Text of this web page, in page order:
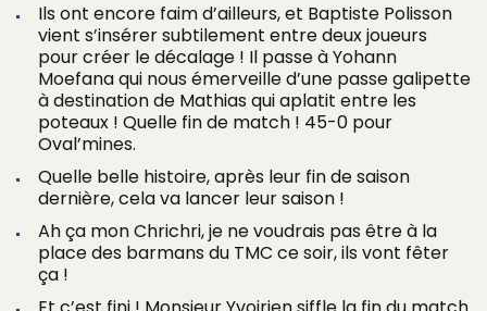
Ils ont encore faim d’ailleurs, et Baptiste Polisson
vient s’insérer subtilement entre deux joueurs
pour créer le décalage ! Il passe à Yohann
Moefana qui nous émerveille d’une passe galipette
à destination de Mathias qui aplatit entre les
poteaux ! Quelle fin de match ! 45-0 pour
Oval’mines.
Quelle belle histoire, après leur fin de saison
dernière, cela va lancer leur saison !
Ah ça mon Chrichri, je ne voudrais pas être à la
place des barmans du TMC ce soir, ils vont fêter
ça !